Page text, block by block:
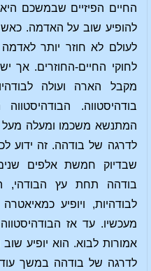
החיים הפיזיים שבמשכם
להופיע שוב על האדמה.
לעולם לא חוזר יותר לאדמה
לחוקי החיים-החוזרים. אך
מקבל הארה ועולה
בודהיסטווה.
המתנשא משכמו ומעלה
לדרגה של בודהה. זה ידוע
שבדיוק חמשת אלפים
בודהה תחת עץ הבודהי,
לבודהיות, ויופיע
מעכשיו. עד אז
אמורות לבוא. הוא יופיע
לדרגה של בודהה במשך